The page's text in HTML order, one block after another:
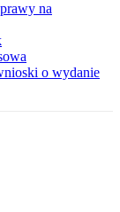
na
o wydanie